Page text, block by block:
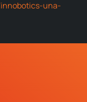
una-